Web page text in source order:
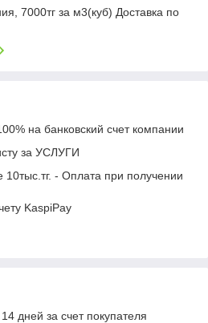
7000тг за м3(куб) Доставка по
на банковский счет компании
за УСЛУГИ
- Оплата при получении
KaspiPay
дней за счет покупателя